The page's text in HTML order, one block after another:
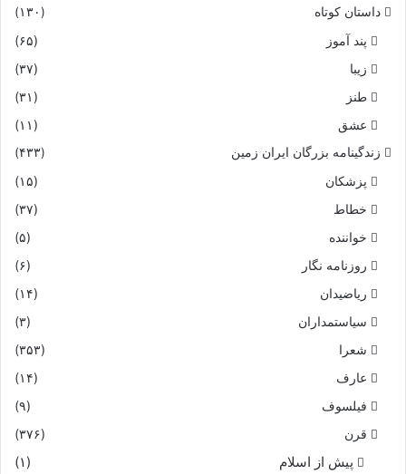
داستان کوتاه (۱۳۰)
پند آموز
(۶۵)
زیبا
(۳۷)
طنز
(۳۱)
عشق
(۱۱)
زندگینامه بزرگان ایران زمین (۴۳۳)
پزشکان
(۱۵)
خطاط
(۳۷)
خواننده
(۵)
روزنامه نگار
(۶)
ریاضیدان
(۱۴)
سیاستمداران
(۳)
شعرا
(۳۵۳)
عارف
(۱۴)
فیلسوف
(۹)
قرن
(۳۷۶)
پیش از اسلام
(۱)